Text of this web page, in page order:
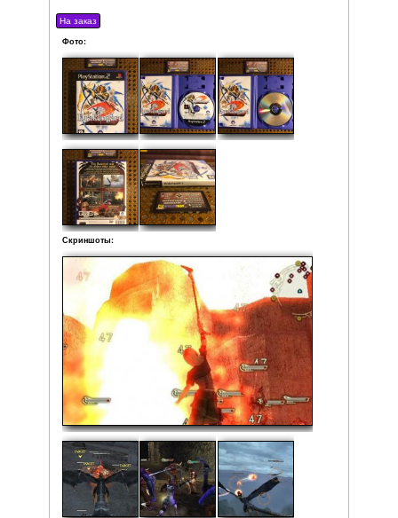
Издатель: Ubisoft
Product ID: SLES-53794
Дата выпуска: 2006
Регион: PAL
Жанр: Role-Playing / Action RPG
Кол-во игроков: 1
Состояние: Очень хорошее (рабочая поверхность
царапин)
Локализация: Английская версия
Комплектация:
• Коробка
• Мануал
• Диск
Рейтинг:
Средняя: 1оценка)
Фото: